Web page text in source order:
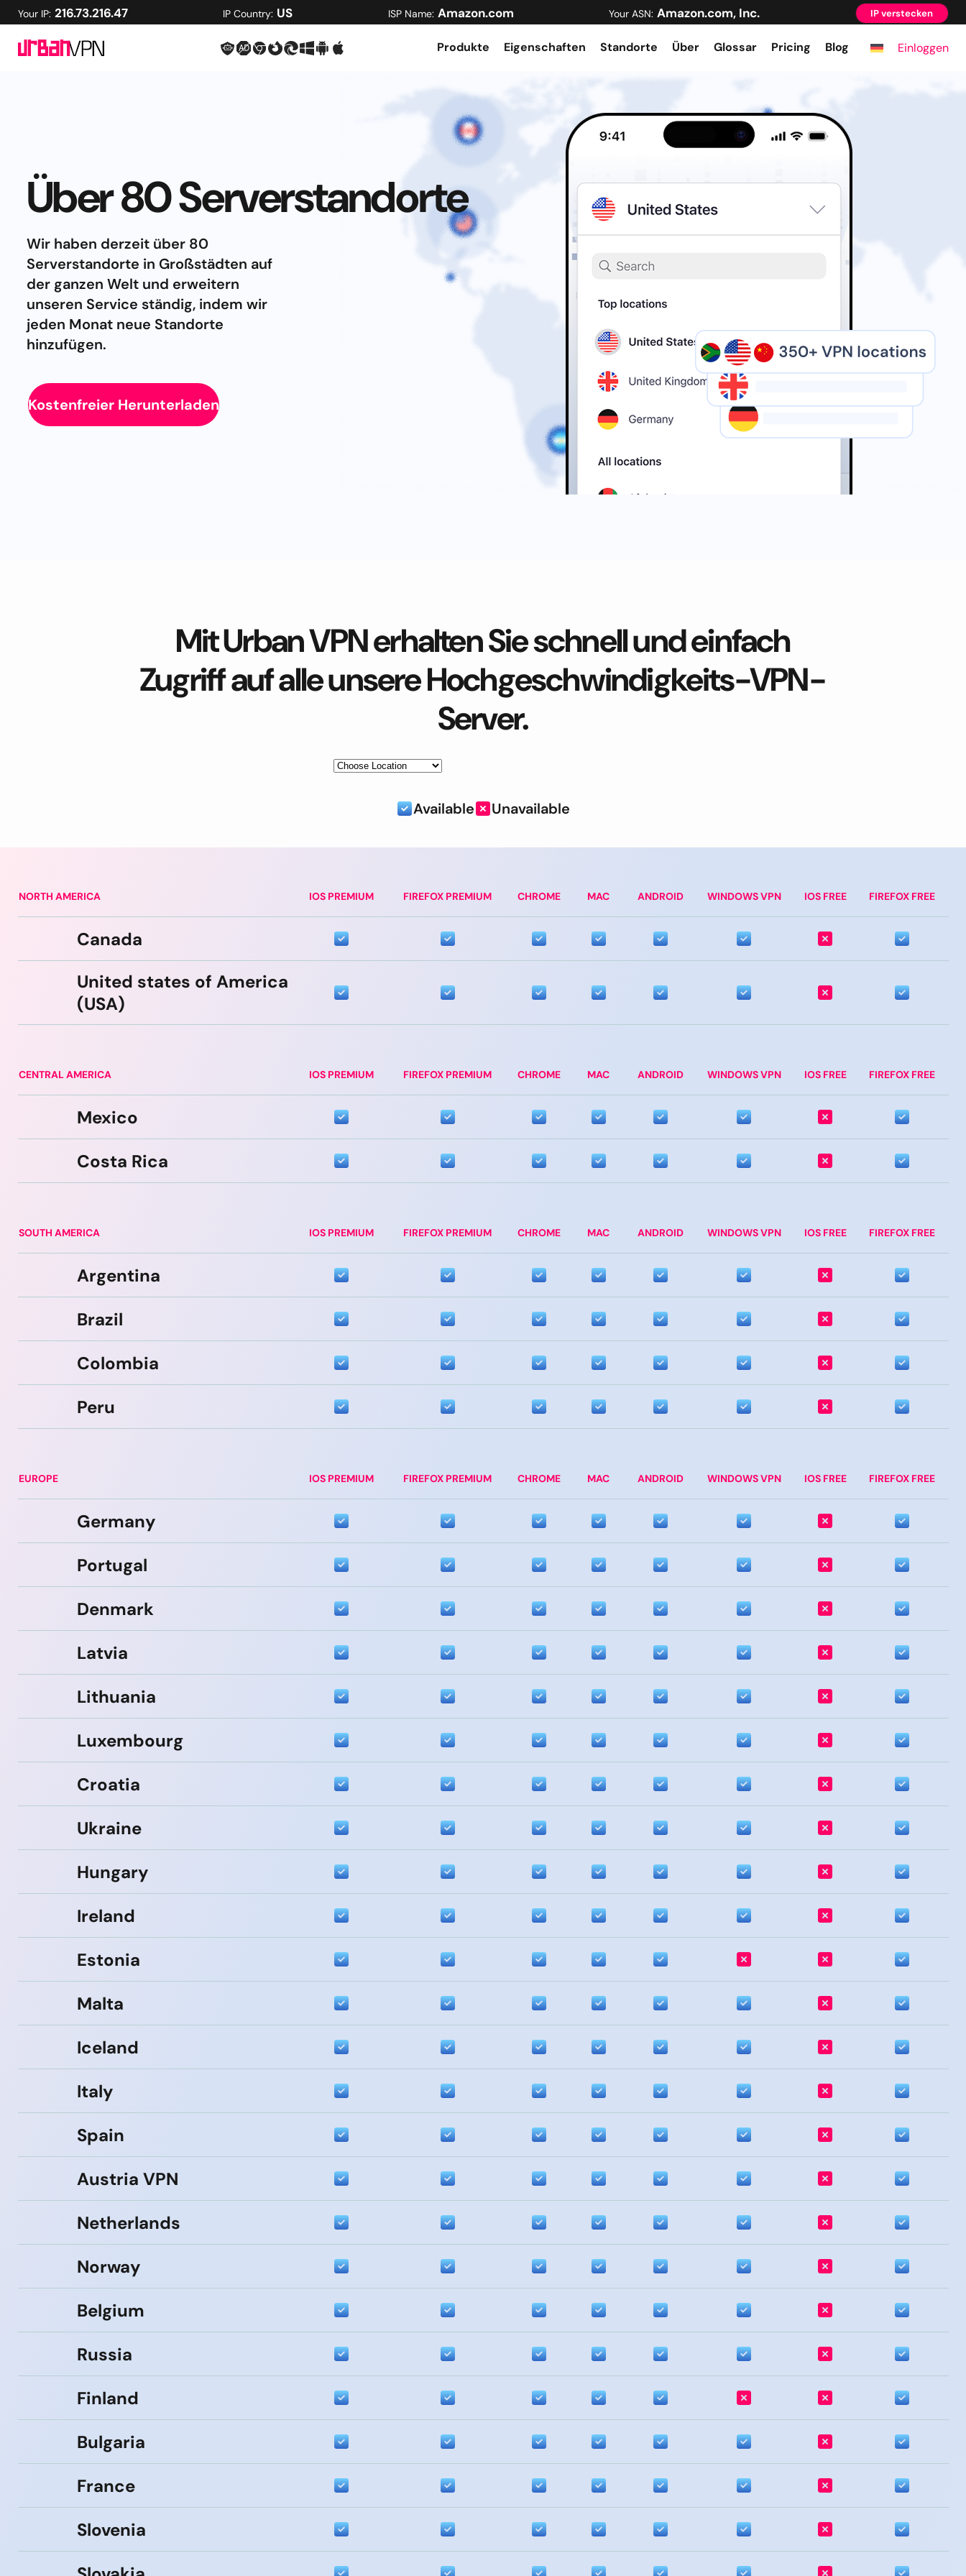
Your IP: 216.73.216.47 IP Country: US ISP Name: Amazon.com Your ASN: Amazon.com, Inc. IP verstecken
Produkte Eigenschaften Standorte Über Glossar Pricing Blog Einloggen
Über 80 Serverstandorte
Wir haben derzeit über 80
Serverstandorte in Großstädten auf
der ganzen Welt und erweitern
unseren Service ständig, indem wir
jeden Monat neue Standorte
hinzufügen.
Kostenfreier Herunterladen
Mit Urban VPN erhalten Sie schnell und einfach
Zugriff auf alle unsere Hochgeschwindigkeits-VPN-
Server.
Available Unavailable
NORTH AMERICA IOS PREMIUM FIREFOX PREMIUM CHROME MAC ANDROID WINDOWS VPN IOS FREE FIREFOX FREE
Canada
United states of America
(USA)
CENTRAL AMERICA IOS PREMIUM FIREFOX PREMIUM CHROME MAC ANDROID WINDOWS VPN IOS FREE FIREFOX FREE
Mexico
Costa Rica
SOUTH AMERICA IOS PREMIUM FIREFOX PREMIUM CHROME MAC ANDROID WINDOWS VPN IOS FREE FIREFOX FREE
Argentina
Brazil
Colombia
Peru
EUROPE IOS PREMIUM FIREFOX PREMIUM CHROME MAC ANDROID WINDOWS VPN IOS FREE FIREFOX FREE
Germany
Portugal
Denmark
Latvia
Lithuania
Luxembourg
Croatia
Ukraine
Hungary
Ireland
Estonia
Malta
Iceland
Italy
Spain
Austria VPN
Netherlands
Norway
Belgium
Russia
Finland
Bulgaria
France
Slovenia